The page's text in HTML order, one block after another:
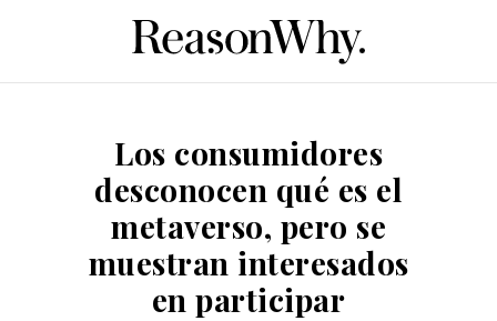
Los consumidores
desconocen qué es el
metaverso, pero se
muestran interesados
en participar